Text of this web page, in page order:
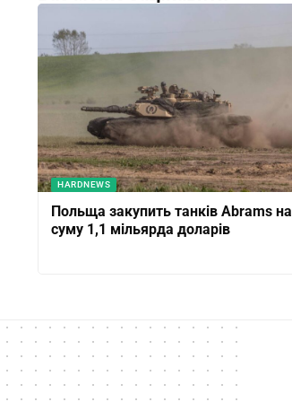
HARDNEWS
Польща закупить танків Abrams на
суму 1,1 мільярда доларів